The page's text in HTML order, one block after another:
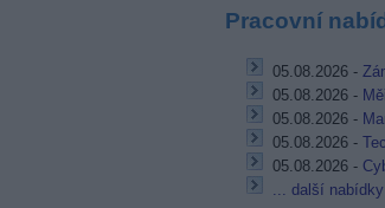
Pracovní
05.08.2026 -
05.08.2026 -
05.08.2026 -
05.08.2026 -
05.08.2026 -
... další